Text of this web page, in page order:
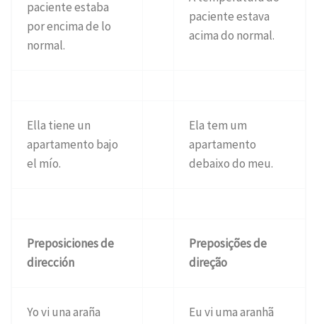
paciente estaba
por encima de lo
normal.
paciente estava
acima do normal.
Ella tiene un
apartamento bajo
el mío.
Ela tem um
apartamento
debaixo do meu.
Preposiciones de
dirección
Preposições de
direção
Yo vi una araña
Eu vi uma aranhã